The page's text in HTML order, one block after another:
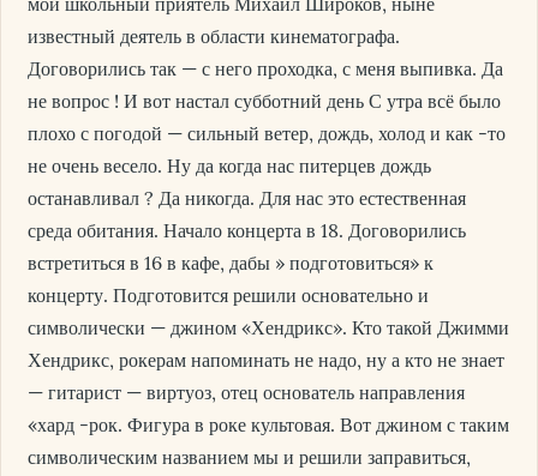
известный деятель в области кинематографа.
Договорились так — с него проходка, с меня выпивка. Да
не вопрос ! И вот настал субботний день С утра всё было
плохо с погодой — сильный ветер, дождь, холод и как -то
не очень весело. Ну да когда нас питерцев дождь
останавливал ? Да никогда. Для нас это естественная
среда обитания. Начало концерта в 18. Договорились
встретиться в 16 в кафе, дабы » подготовиться» к
концерту. Подготовится решили основательно и
символически — джином «Хендрикс». Кто такой Джимми
Хендрикс, рокерам напоминать не надо, ну а кто не знает
— гитарист — виртуоз, отец основатель направления
«хард -рок. Фигура в роке культовая. Вот джином с таким
символическим названием мы и решили заправиться,